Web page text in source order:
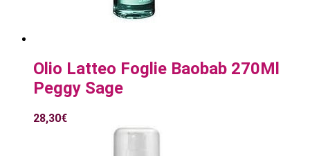
Olio Latteo Foglie Baobab 270Ml
Peggy Sage
28,30€